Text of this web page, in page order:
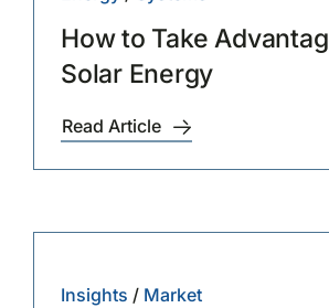
How to Take
Solar Energy
Read Article
Insights / Market